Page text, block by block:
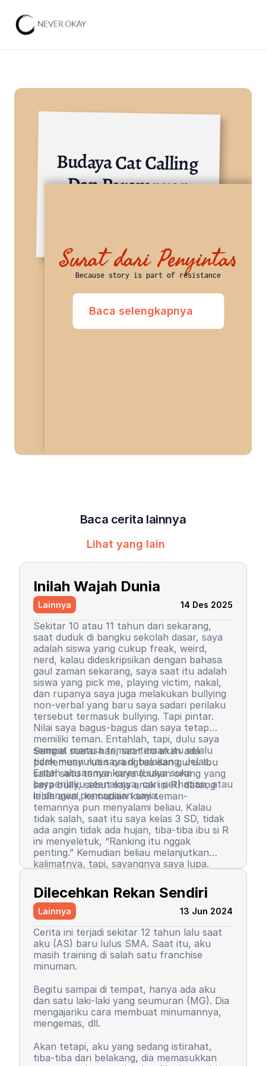
Budaya Cat Calling
Dan Perempuan
Surat dari Penyintas
Because story is part of resistance
Baca selengkapnya
Baca cerita lainnya
Lihat yang lain
Inilah Wajah Dunia
Lainnya 14 Des 2025
Sekitar 10 atau 11 tahun dari sekarang,
saat duduk di bangku sekolah dasar, saya
adalah siswa yang cukup freak, weird,
nerd, kalau dideskripsikan dengan bahasa
gaul zaman sekarang, saya saat itu adalah
siswa yang pick me, playing victim, nakal,
dan rupanya saya juga melakukan bullying
non-verbal yang baru saya sadari perilaku
tersebut termasuk bullying. Tapi pintar.
Nilai saya bagus-bagus dan saya tetap
memiliki teman. Entahlah, tapi, dulu saya
sempat merasa teman-teman itu selalu
tidak menyukai saya di belakang. Jelas.
Entah alasannya karena saya suka
berperilaku seenaknya, cari perhatian, atau
iri dengan pencapaian saya.
Sampai suatu hari, saat itu akan ada
pertemuan rutin orangtua dan guru. Ibu
salah satu teman saya (bukan orang yang
saya bully, sebut saja anak ini R) datang
lebih awal, kemudian kami teman-
temannya pun menyalami beliau. Kalau
tidak salah, saat itu saya kelas 3 SD, tidak
ada angin tidak ada hujan, tiba-tiba ibu si R
ini menyeletuk, “Ranking itu nggak
penting.” Kemudian beliau melanjutkan
kalimatnya, tapi, sayangnya saya lupa.
ada petir menyambar saya. Entah kenapa,
sampai saat ini pun saya tidak tahu
alasannya, yang pasti rasanya tidak
nyaman.
peraih ranking 1. Ranking saya turun, tapi
masih 3 besar. Begitu pula rasa percaya diri
saya. Saya mulai menutup diri, takut salah,
seringkali berasumsi negatif atas perilaku
teman-teman saya. Seorang teman lelaki
sempat mengucapkan sebuah kalimat yang
sampai sekarang bahkan hingga ajal
menjemput terpatri di ingatan saya. Saya
tersebut tidak pantas dan saya baru
paham saat di asrama. Dia bilang, “Wuuu!
Kamu tuh nggak punya harga diri!”
Bayangkan, siswa sekolah dasar zaman itu
kepada siapa pun, kami setelahnya juga
tetap berteman, tetap menjadi duo rival
Kemudian orangtua saya memutuskan
untuk menyekolahkan saya di asrama.
Saya memutuskan untuk mengubah
mengerti dan paham arti bullying. Saya
baru sadar, ternyata dulu saya orang yang
Dilecehkan Rekan Sendiri
Lainnya 13 Jun 2024
Cerita ini terjadi sekitar 12 tahun lalu saat
aku (AS) baru lulus SMA. Saat itu, aku
masih training di salah satu franchise
minuman.
Begitu sampai di tempat, hanya ada aku
dan satu laki-laki yang seumuran (MG). Dia
mengajariku cara membuat minumannya,
mengemas, dll.
Akan tetapi, aku yang sedang istirahat,
tiba-tiba dari belakang, dia memasukkan